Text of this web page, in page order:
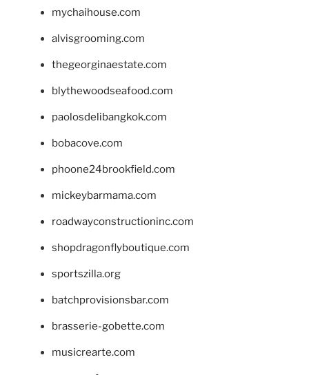
mychaihouse.com
alvisgrooming.com
thegeorginaestate.com
blythewoodseafood.com
paolosdelibangkok.com
bobacove.com
phoone24brookfield.com
mickeybarmama.com
roadwayconstructioninc.com
shopdragonflyboutique.com
sportszilla.org
batchprovisionsbar.com
brasserie-gobette.com
musicrearte.com